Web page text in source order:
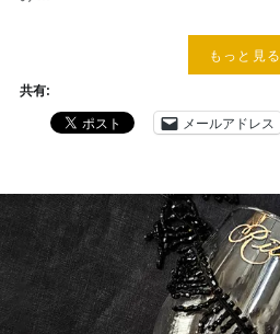
もっと見る
共有:
メールアドレス